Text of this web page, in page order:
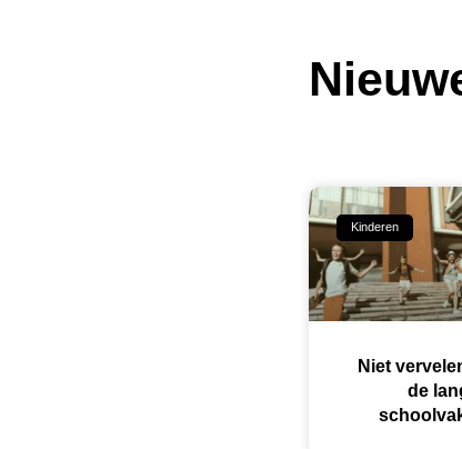
Kinderen
Niet
de